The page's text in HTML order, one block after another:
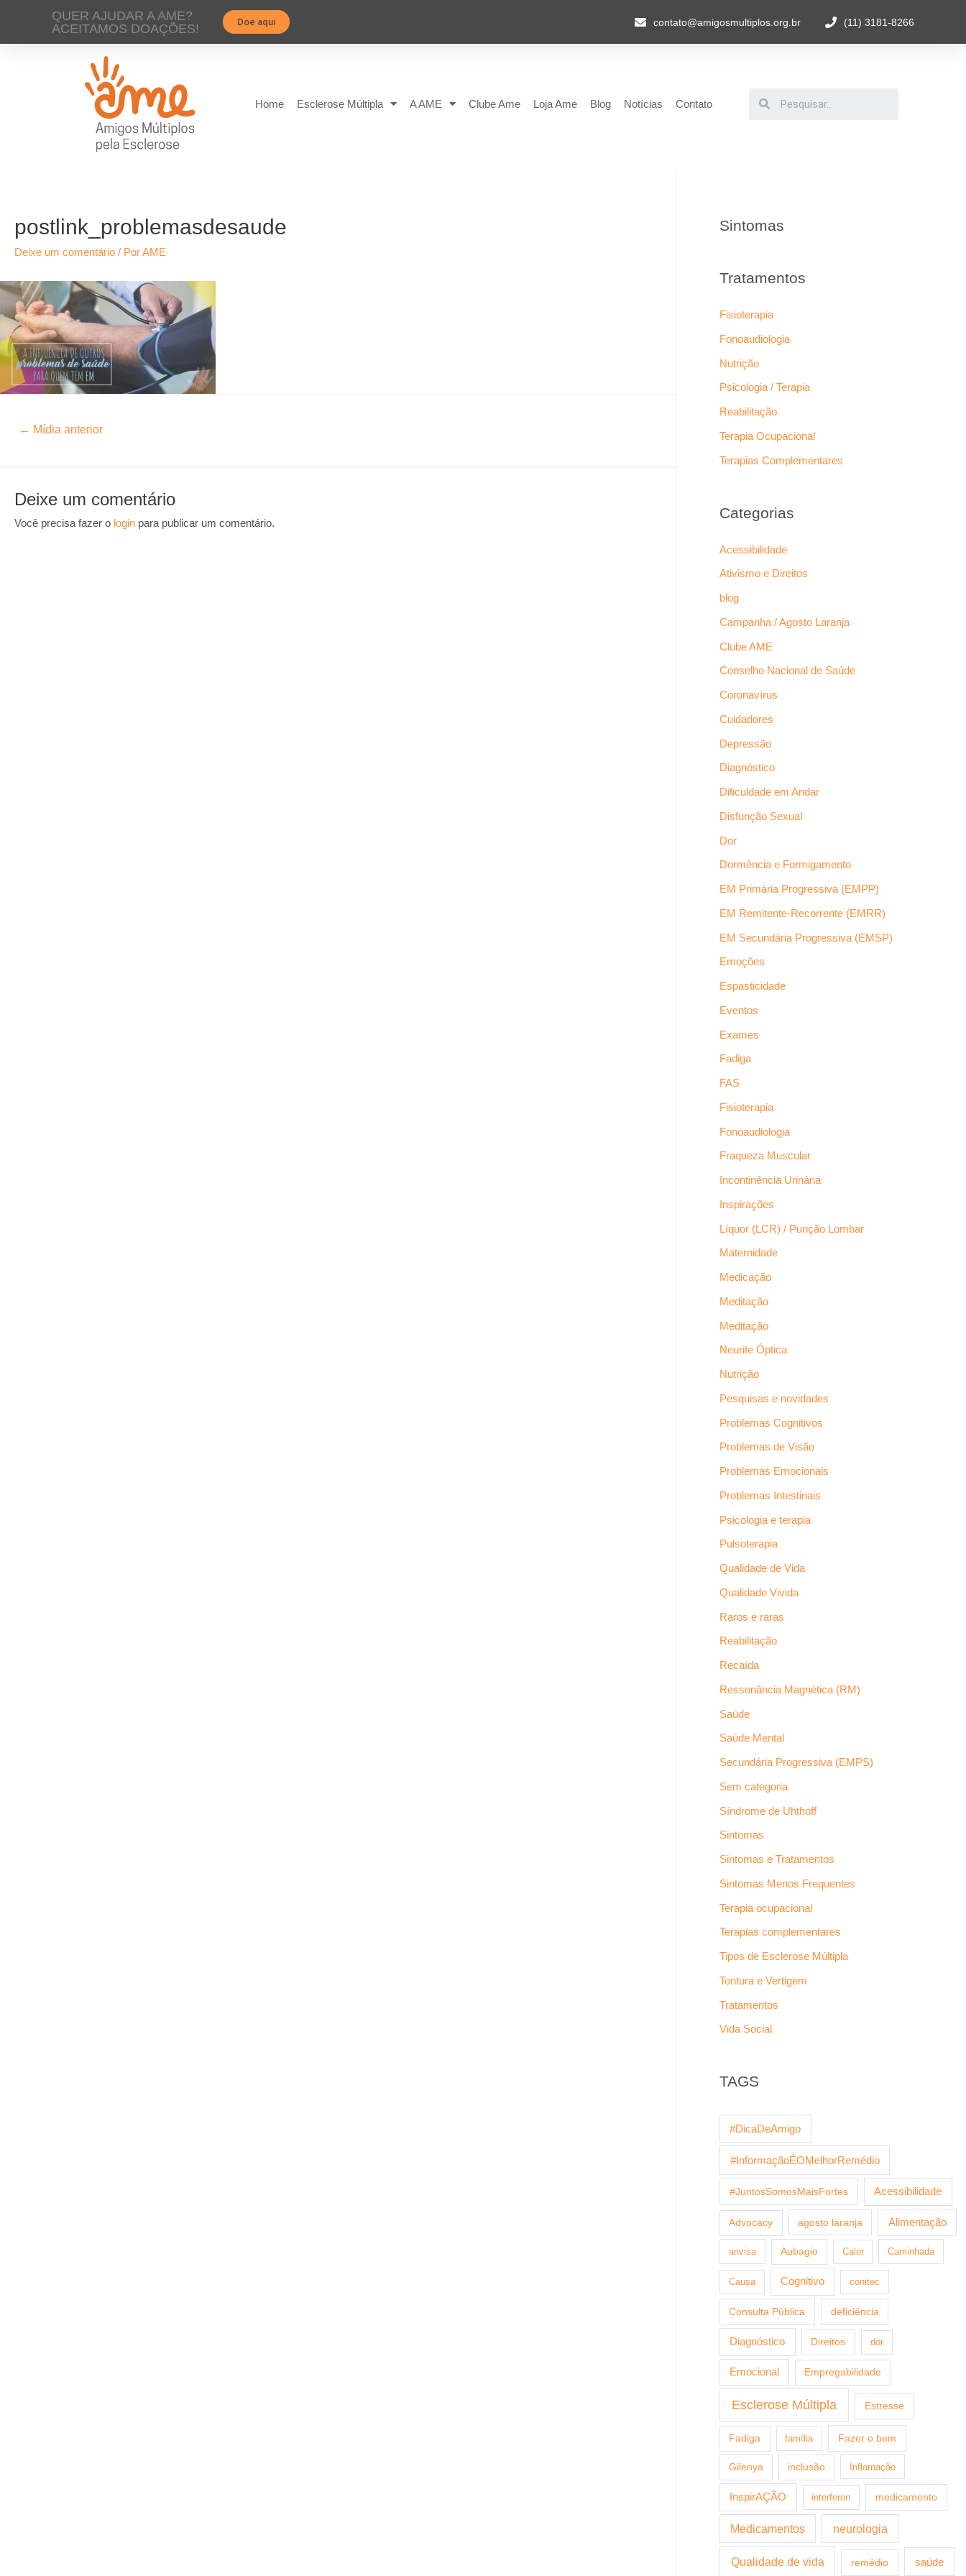
QUER AJUDAR A AME?
ACEITAMOS DOAÇÕES!
Doe aqui contato@amigosmultiplos.org.br (11) 3181-8266
Home Esclerose Múltipla A AME Clube Ame Loja Ame Blog Notícias Contato
postlink_problemasdesaude
Deixe um comentário / PorAME
← Mídia anterior
Deixe um comentário
Você precisa fazer o login para publicar um comentário.
Sintomas
Tratamentos
Fisioterapia
Fonoaudiologia
Nutrição
Psicologia / Terapia
Reabilitação
Terapia Ocupacional
Terapias Complementares
Categorias
Acessibilidade
Ativismo e Direitos
blog
Campanha / Agosto Laranja
Clube AME
Conselho Nacional de Saúde
Coronavírus
Cuidadores
Depressão
Diagnóstico
Dificuldade em Andar
Disfunção Sexual
Dor
Dormência e Formigamento
EM Primária Progressiva (EMPP)
EM Remitente-Recorrente (EMRR)
EM Secundária Progressiva (EMSP)
Emoções
Espasticidade
Eventos
Exames
Fadiga
FAS
Fisioterapia
Fonoaudiologia
Fraqueza Muscular
Incontinência Urinária
Inspirações
Líquor (LCR) / Punção Lombar
Maternidade
Medicação
Meditação
Meditação
Neurite Óptica
Nutrição
Pesquisas e novidades
Problemas Cognitivos
Problemas de Visão
Problemas Emocionais
Problemas Intestinais
Psicologia e terapia
Pulsoterapia
Qualidade de Vida
Qualidade Vivida
Raros e raras
Reabilitação
Recaída
Ressonância Magnética (RM)
Saúde
Saúde Mental
Secundária Progressiva (EMPS)
Sem categoria
Síndrome de Uhthoff
Sintomas
Sintomas e Tratamentos
Sintomas Menos Frequentes
Terapia ocupacional
Terapias complementares
Tipos de Esclerose Múltipla
Tontura e Vertigem
Tratamentos
Vida Social
TAGS
#DicaDeAmigo
#InformaçãoÉOMelhorRemédio
#JuntosSomosMaisFortes Acessibilidade
Advocacy agosto laranja Alimentação
anvisa Aubagio Calor Caminhada
Causa Cognitivo conitec
Consulta Pública deficiência
Diagnóstico Direitos dor
Emocional Empregabilidade
Esclerose Múltipla Estresse
Fadiga família Fazer o bem
Gilenya inclusão Inflamação
InspirAÇÃO interferon medicamento
Medicamentos neurologia
Qualidade de vida remédio saúde